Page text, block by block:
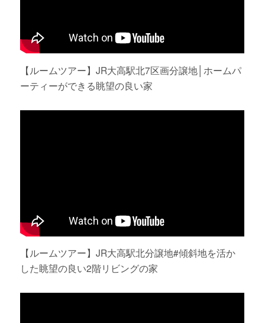
【ルームツアー】JR大高駅北7区画分譲地│ホームパ
ーティーができる眺望の良い家
【ルームツアー】JR大高駅北分譲地#傾斜地を活か
した眺望の良い2階リビングの家